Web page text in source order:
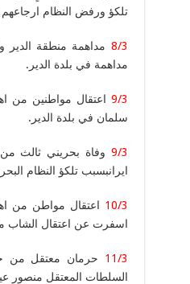
تلكؤ ورفض النظام ارجاعهم
8/3 مداهمة منطقة
مداهمة في بلدة الدير.
9/3 اعتقال مواطنين من
سلمان في بلدة الدير.
9/3 وفاة بحريني ثالث
ايرانبسبب تلكؤ النظام
10/3 اعتقال مواطن من
اسفرت عن اعتقال الشاب
11/3
حرمان معتقل من
السلطات المعتقل منصور